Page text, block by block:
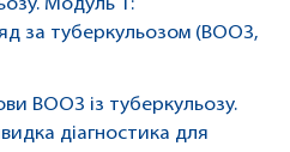
Модуль 1:
за туберкульозом (ВООЗ,
ВООЗ із туберкульозу.
діагностика для